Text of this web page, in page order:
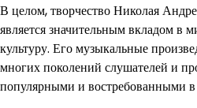
В целом, творчество Николая
является значительным вкладом в
культуру. Его музыкальные
многих поколений слушателей и
популярными и востребованными